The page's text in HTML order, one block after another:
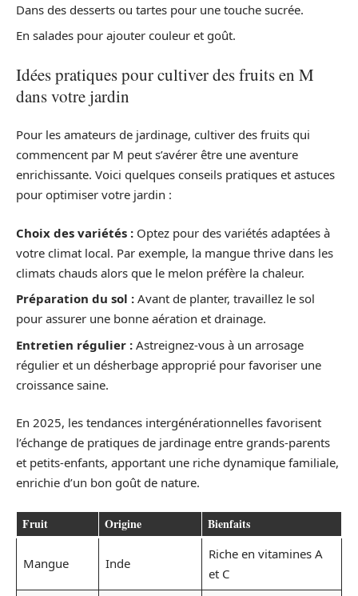
Dans des desserts ou tartes pour une touche sucrée.
En salades pour ajouter couleur et goût.
Idées pratiques pour cultiver des fruits en M
dans votre jardin
Pour les amateurs de jardinage, cultiver des fruits qui
commencent par M peut s’avérer être une aventure
enrichissante. Voici quelques conseils pratiques et astuces
pour optimiser votre jardin :
Choix des variétés : Optez pour des variétés adaptées à
votre climat local. Par exemple, la mangue thrive dans les
climats chauds alors que le melon préfère la chaleur.
Préparation du sol : Avant de planter, travaillez le sol
pour assurer une bonne aération et drainage.
Entretien régulier : Astreignez-vous à un arrosage
régulier et un désherbage approprié pour favoriser une
croissance saine.
En 2025, les tendances intergénérationnelles favorisent
l’échange de pratiques de jardinage entre grands-parents
et petits-enfants, apportant une riche dynamique familiale,
enrichie d’un bon goût de nature.
Fruit Origine Bienfaits
Mangue Inde
Riche en vitamines A
et C